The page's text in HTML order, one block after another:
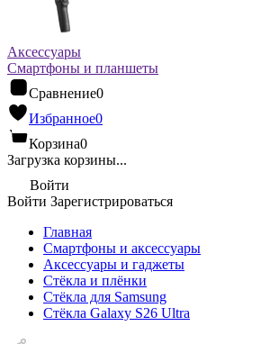
Аксессуары
Смартфоны и планшеты
Сравнение0
Избранное0
Корзина0
Загрузка корзины...
Войти
Войти Зарегистрироваться
Главная
Смартфоны и аксессуары
Аксессуары и гаджеты
Стёкла и плёнки
Стёкла для Samsung
Стёкла Galaxy S26 Ultra